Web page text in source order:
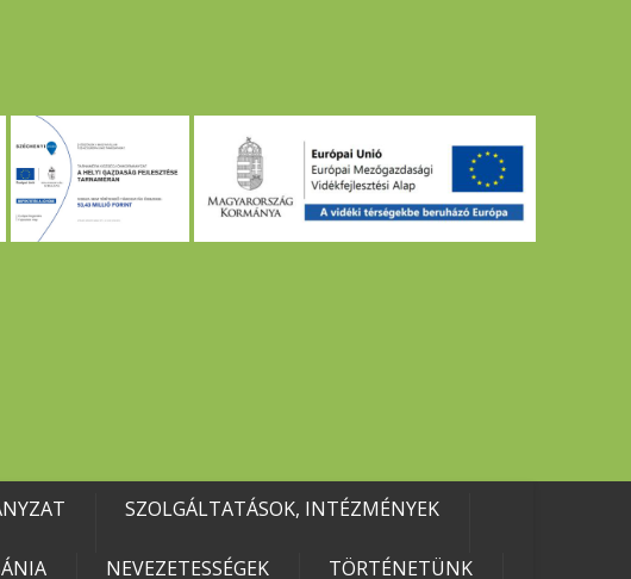
SZOLGÁLTATÁSOK, INTÉZMÉNYEK
NEVEZETESSÉGEK TÖRTÉNETÜNK